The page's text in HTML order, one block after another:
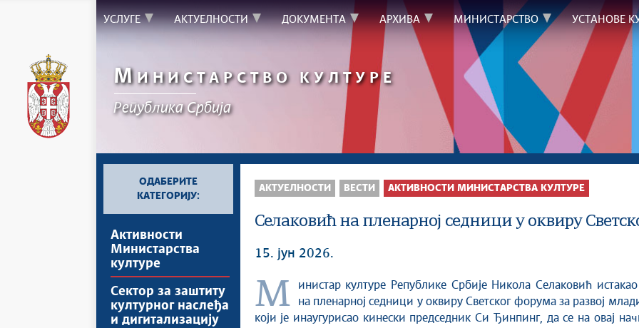
УСЛУГЕ АКТУЕЛНОСТИ ДОКУМЕНТА АРХИВА МИНИСТАРСТВО УСТАНОВЕ
М ИНИСТАРСТВО КУЛТУРЕ
Републикa Србијa
ОДАБЕРИТЕ
КАТЕГОРИЈУ:
Активности
Министарства
културе
Сектор за заштиту
културног наслеђа
и дигитализацију
АКТУЕЛНОСТИ ВЕСТИ АКТИВНОСТИ МИНИСТАРСТВА КУЛТУРЕ
Селаковић на пленарној седници у оквиру
15. јун 2026.
Министар културе Републике Србије Никола Селаковић истакао је
на пленарној седници у оквиру Светског форума за развој
који је инаугурисао кинески председник Си Ђинпинг, да се на овај